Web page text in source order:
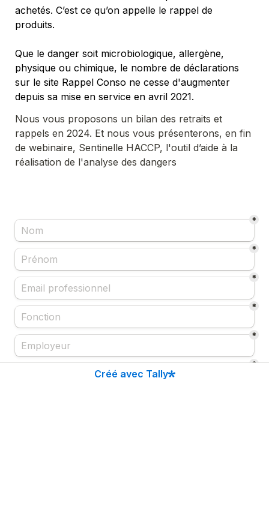
achetés. C’est ce qu’on appelle le rappel de
produits.
Que le danger soit microbiologique, allergène,
physique ou chimique, le nombre de déclarations
sur le site Rappel Conso ne cesse d'augmenter
depuis sa mise en service en avril 2021.
Nous vous proposons un bilan des retraits et
rappels en 2024. Et nous vous présenterons, en fin
de webinaire, Sentinelle HACCP, l'outil d’aide à la
réalisation de l'analyse des dangers
*
*
*
*
*
*
Créé avec Tally